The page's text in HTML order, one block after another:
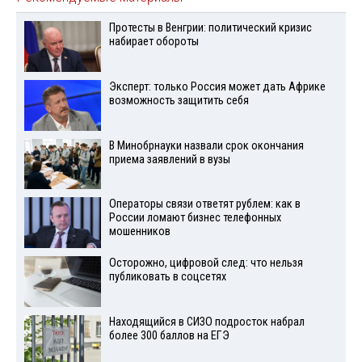
Протесты в Венгрии: политический кризис
набирает обороты
Эксперт: только Россия может дать Африке
возможность защитить себя
В Минобрнауки назвали срок окончания
приема заявлений в вузы
Операторы связи ответят рублем: как в
России ломают бизнес телефонных
мошенников
Осторожно, цифровой след: что нельзя
публиковать в соцсетях
Находящийся в СИЗО подросток набрал
более 300 баллов на ЕГЭ